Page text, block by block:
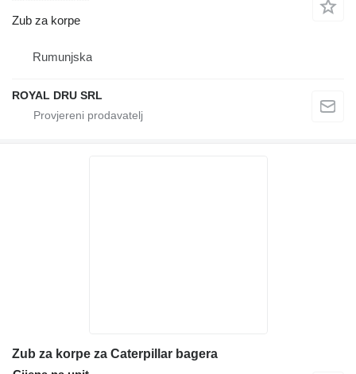
Zub za korpe
Rumunjska
ROYAL DRU SRL
Zub za korpe za Caterpillar bagera